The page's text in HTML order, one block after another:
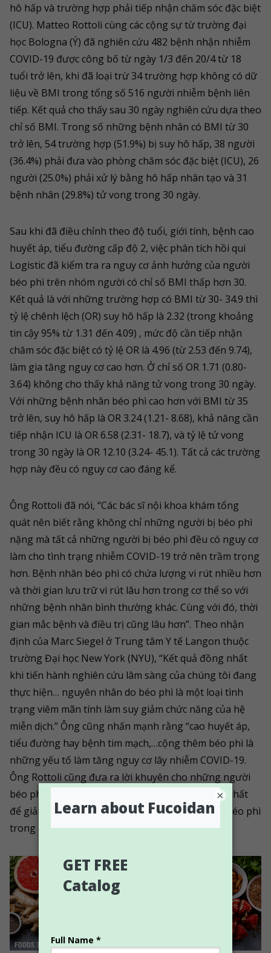
hô hấp và trường hợp phải tiếp nhận chăm sóc đặc biệt
(ICU). Matteo Rottoli cùng các cộng sự từ trường đại
học Bologna (Ý) đã nghiên cứu 482 bệnh nhận nhiễm
COVID-19 được công bố từ ngày 1/3 đến 20/4 từ 18
tuổi trở lên, khi đã loại trừ 34 trường hợp không có dữ
liệu về BMI trong tổng số 516 người nhiễm bệnh liên
tiếp. Kết quả cho thấy sau 30 ngày nghiên cứu dựa theo
chỉ số BMI. Trong số những bệnh nhân có BMI từ 30
trở lên, 54 trường hợp (51.9%) bị suy hô hấp, 38 người
(36.4%) phải đưa vào phòng chăm sóc đặc biệt (ICU), 26
người (25.0%) phải xử lý bằng hô hấp nhân tạo và 31
bệnh nhân (29.8%) tử vong trong 30 ngày.
Sau khi đã điều chỉnh theo độ tuổi, giới tính, bệnh cao
huyết áp, tiểu đường cấp độ 2, việc phân tích hồi qui
Logistic đã kiểm tra ra nguy cơ ảnh hưởng của người
béo phì trên nhóm người có chỉ số BMI thấp hơn 30.
Kết quả là với những trường hợp có BMI từ 30- 34.9 thì
tỷ lệ chênh lệch (OR) suy hô hấp là 2.32 (trong khoảng
tin cậy 95% từ 1.31 đến 4.09) , mức độ cần tiếp nhận
chăm sóc đặc biệt có tỷ lệ OR là 4.96 (từ 2.53 đến 9.74),
làm gia tăng nguy cơ cao hơn. Ở chỉ số OR 1.71 (0.80-
3.64) không cho thấy khả năng tử vong trong 30 ngày.
Với những bệnh nhân béo phì cao hơn với BMI từ 35
trở lên, suy hô hấp là OR 3.24 (1.21- 8.68), khả năng cần
tiếp nhận ICU là OR 6.58 (2.31- 18.7), và tỷ lệ tử vong
trong 30 ngày là OR 12.10 (3.24- 45.1). Tất cả các trường
hợp này đều có nguy cơ cao đáng kể.
Ông Rottoli đã nói, “Các bác sĩ nội khoa khám tổng
quát nên biết rằng không chỉ những người bị béo phì
nặng mà tất cả những người bị béo phì đều có nguy cơ
làm cho tình trạng nhiễm COVID-19 trở nên trầm trọng
hơn. Bệnh nhân béo phì có chứa lượng vi rút nhiều hơn
và thời gian lưu trữ vi rút lâu hơn trong cơ thể so với
những bệnh nhân bình thường khác. Cùng với đó, thời
gian mắc bệnh và điều trị cũng lâu hơn”. Theo nhận
định của Marc Siegel ở Trung tâm Y tế Langon thuộc
trường Đại học New York (NYU), “Kết quả đồng nhất
khi tiến hành nghiên cứu lâm sàng của chúng tôi đang
thực hiện… nguyên nhân do béo phì là một loại tình
trạng viêm mãn tính làm suy giảm chức năng của hệ
miễn dịch.” Ông cũng nhấn mạnh rằng “cao huyết áp,
tiểu đường hay bệnh tim mạch,…cộng thêm béo phì là
những yếu tố làm tăng nguy cơ lây nhiễm COVID-19.
Ông Rottoli cũng đưa ra lời khuyên cho những người
béo phì nên giảm cân. “Việc giảm cân là cách tốt nhất
để giảm nguy cơ nhiễm COVID-19 đối với người béo phì
trong cả thời gian trung hạn và dài hạn.
×